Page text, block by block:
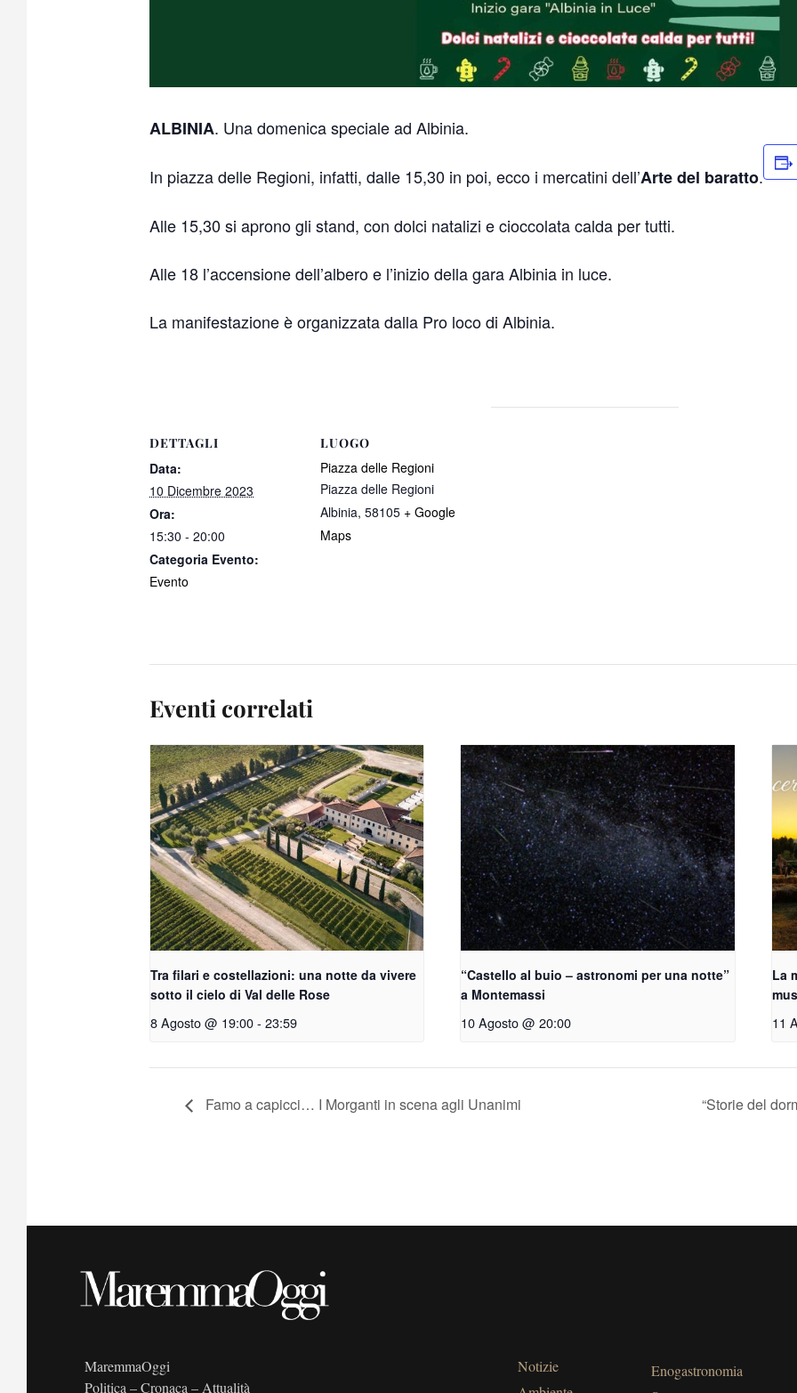
ALBINIA. Una domenica speciale ad Albinia.
In piazza delle Regioni, infatti, dalle 15,30 in poi, ecco i mercatini dell’Arte del baratto.
Alle 15,30 si aprono gli stand, con dolci natalizi e cioccolata calda per tutti.
Alle 18 l’accensione dell’albero e l’inizio della gara Albinia in luce.
La manifestazione è organizzata dalla Pro loco di Albinia.
DETTAGLI
Data:
10 Dicembre 2023
Ora:
15:30 - 20:00
Categoria Evento:
Evento
LUOGO
Piazza delle Regioni
Piazza delle Regioni
Albinia, 58105 + Google
Maps
Eventi correlati
Tra filari e costellazioni: una notte da vivere
sotto il cielo di Val delle Rose
8 Agosto @ 19:00- 23:59
“Castello al buio – astronomi per una notte”
a Montemassi
10 Agosto @ 20:00
La
11
Famo a capicci… I Morganti in scena agli Unanimi “Storie del
MaremmaOggi
Politica – Cronaca – Attualità
Notizie
Enogastronomia